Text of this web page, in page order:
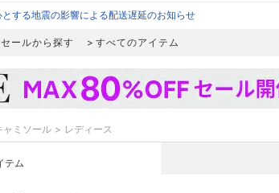
する地震の影響による配送遅延のお知らせ
セールから探す すべてのアイテム
ャミソール レディース
テム